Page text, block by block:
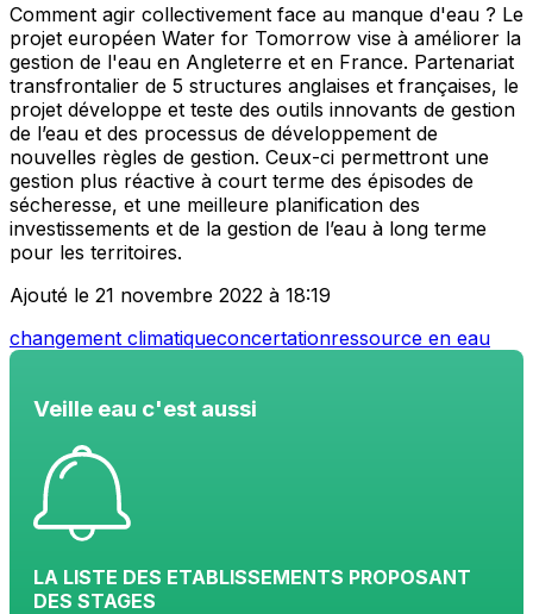
Comment agir collectivement face au manque d'eau ? Le
projet européen Water for Tomorrow vise à améliorer la
gestion de l'eau en Angleterre et en France. Partenariat
transfrontalier de 5 structures anglaises et françaises, le
projet développe et teste des outils innovants de gestion
de l’eau et des processus de développement de
nouvelles règles de gestion. Ceux-ci permettront une
gestion plus réactive à court terme des épisodes de
sécheresse, et une meilleure planification des
investissements et de la gestion de l’eau à long terme
pour les territoires.
Ajouté le 21 novembre 2022 à 18:19
changement climatiqueconcertationressource en eau
Veille eau c'est aussi
LA LISTE DES ETABLISSEMENTS PROPOSANT
DES STAGES